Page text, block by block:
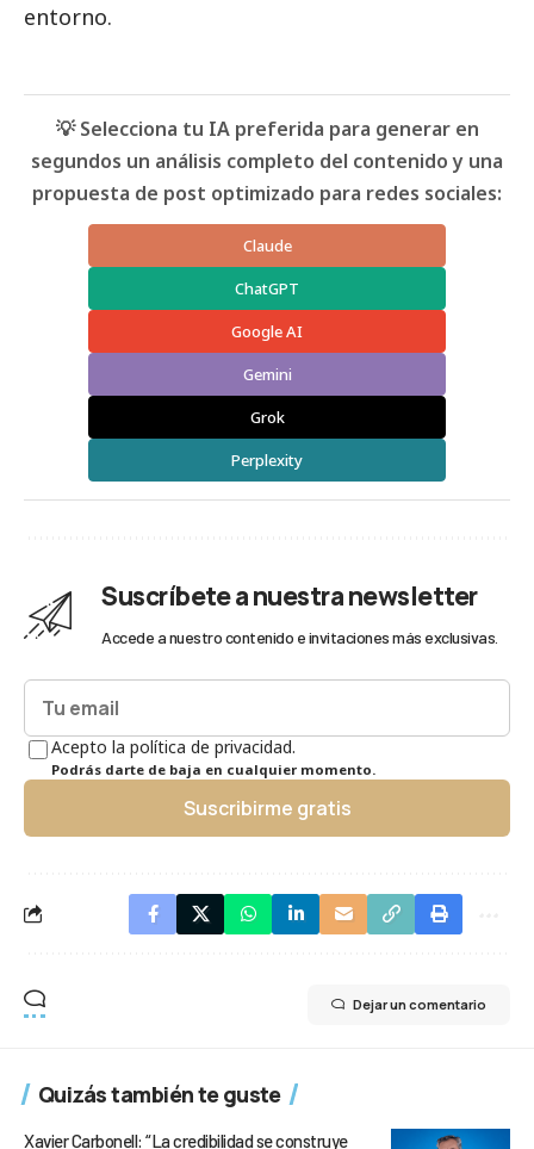
entorno.
💡 Selecciona tu IA preferida para generar en
segundos un análisis completo del contenido y una
propuesta de post optimizado para redes sociales:
Claude
ChatGPT
Google AI
Gemini
Grok
Perplexity
Suscríbete a nuestra newsletter
Accede a nuestro contenido e invitaciones más exclusivas.
Acepto la política de privacidad.
Podrás darte de baja en cualquier momento.
Suscribirme gratis
Dejar un comentario
Quizás también te guste
Xavier Carbonell: “La credibilidad se construye